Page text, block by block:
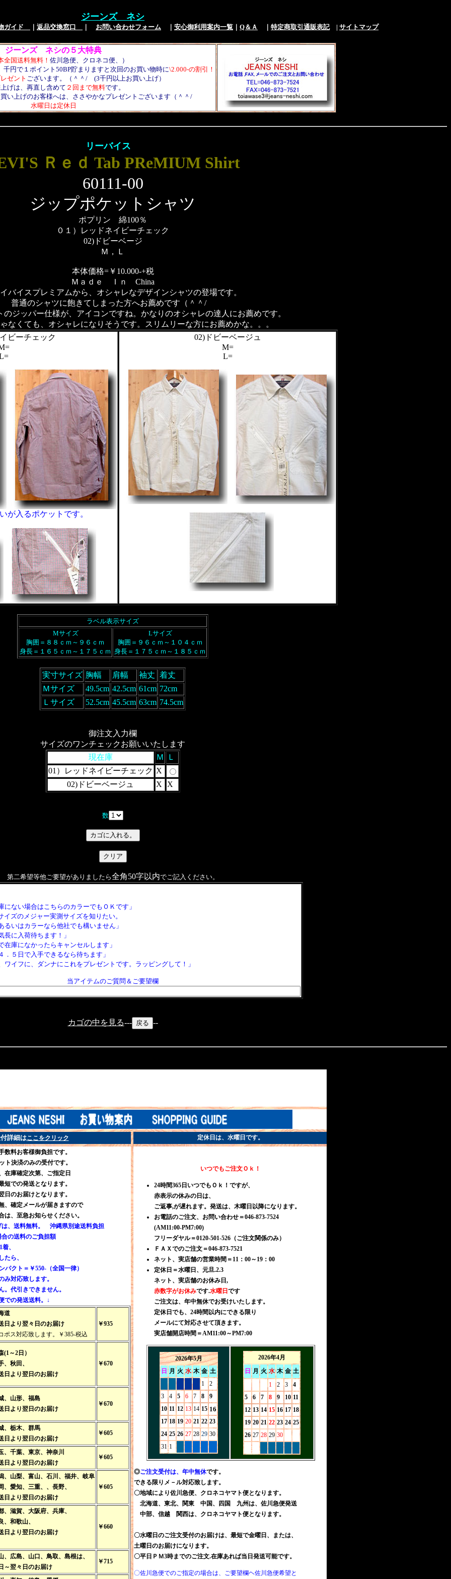
ジーンズ ネシ
ガイド 返品交換窓口 お問い合わせフォーム 安心御利用案内一覧 Q＆Ａ 特定商取引通販表記| サイトマップ
ジーンズ ネシの５大特典
全国送料無料！ 佐川急便、クロネコ便、）
、千円で１ポイント50BP貯まりますと次回のお買い物時に\2.000-の割引！
ゼント ございます。（＾＾/ (3千円以上お買い上げ）
げは、再直し含めて ２回まで無料です。
い上げのお客様へは、ささやかなプレゼントございます（＾＾/
水曜日は定休日
リーバイス
Ｒｅｄ Tab PReMIUM Shirt
60111-00
ジップポケットシャツ
ポプリン 綿100％
０１）レッドネイビーチェック
02)ドビーベージ
Ｍ，Ｌ
本体価格=￥10.000-+税
Ｍａｄｅ Ｉｎ China
バイスプレミアムから、オシャレなデザインシャツの登場です。
普通のシャツに飽きてしまった方へお薦めです（＾＾/
のジッパー仕様が、アイコンですね。かなりのオシャレの達人にお薦めです。
なくても、オシャレになりそうです。スリムリーな方にお薦めかな。。。
ビーチェック
が入るポケットです。
02)ドビーベージュ
M=
L=
ラベル表示サイズ
Mサイズ
胸囲＝８８ｃｍ～９６ｃｍ
身長＝１６５ｃｍ～１７５ｃｍ
Lサイズ
胸囲＝９６ｃｍ～１０４ｃｍ
身長＝１７５ｃｍ～１８５ｃｍ
実寸サイズ 胸幅 肩幅 袖丈 着丈
Ｍサイズ
49.5cm 42.5cm 61cm 72cm
Ｌサイズ
52.5cm 45.5cm 63cm 74.5cm
御注文入力欄
サイズのワンチェックお願いいたします
現在庫
Ｍ
Ｌ
01）レッドネイビーチェック X
02)ドビーベージュ
X X
数
第二希望等他ご要望がありましたら全角50字以内でご記入ください。
にない場合はこちらのカラーでもＯＫです」
イズのメジャー実測サイズを知りたい。
るいはカラーなら他社でも構いません」
長に入荷待ちます！」
在庫になかったらキャンセルします」
．５日で入手できるなら待ちます」
ワイフに、ダンナにこれをプレゼントです。ラッピングして！」
当アイテムのご質問＆ご要望欄
カゴの中を見る--- --